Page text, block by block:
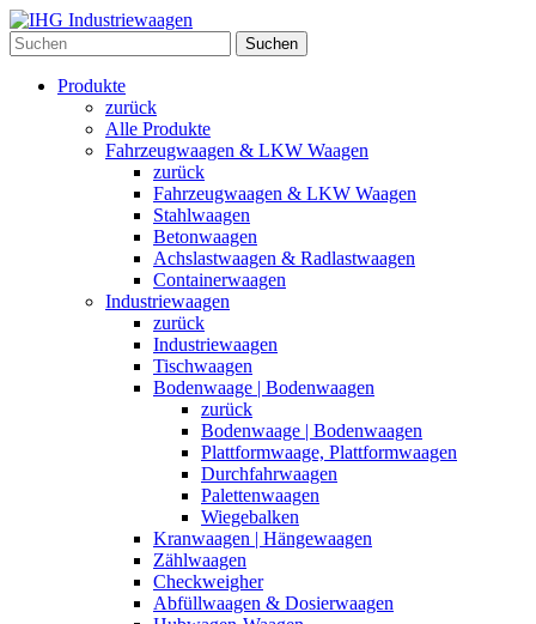
Suchen
Produkte
zurück
Alle Produkte
Fahrzeugwaagen & LKW Waagen
zurück
Fahrzeugwaagen & LKW Waagen
Stahlwaagen
Betonwaagen
Achslastwaagen & Radlastwaagen
Containerwaagen
Industriewaagen
zurück
Industriewaagen
Tischwaagen
Bodenwaage | Bodenwaagen
zurück
Bodenwaage | Bodenwaagen
Plattformwaage, Plattformwaagen
Durchfahrwaagen
Palettenwaagen
Wiegebalken
Kranwaagen | Hängewaagen
Zählwaagen
Checkweigher
Abfüllwaagen & Dosierwaagen